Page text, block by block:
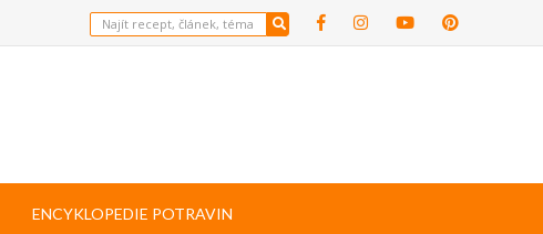
ENCYKLOPEDIE POTRAVIN